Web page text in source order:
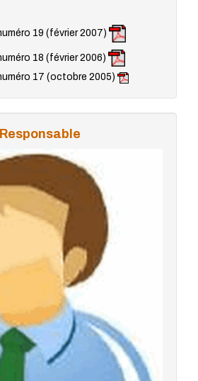
19 (février 2007)
18 (février 2006)
17 (octobre 2005)
Responsable